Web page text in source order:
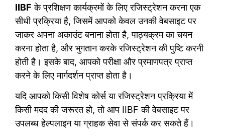
IIBF के प्रशिक्षण कार्यक्रमों के लिए रजिस्ट्रेशन करना एक
सीधी प्रक्रिया है, जिसमें आपको केवल उनकी वेबसाइट पर
जाकर अपना अकाउंट बनाना होता है, पाठ्यक्रम का चयन
करना होता है, और भुगतान करके रजिस्ट्रेशन की पुष्टि करनी
होती है। इसके बाद, आपको परीक्षा और प्रमाणपत्र प्राप्त
करने के लिए मार्गदर्शन प्राप्त होता है।
यदि आपको किसी विशेष कोर्स या रजिस्ट्रेशन प्रक्रिया में
किसी मदद की जरूरत हो, तो आप IIBF की वेबसाइट पर
उपलब्ध हेल्पलाइन या ग्राहक सेवा से संपर्क कर सकते हैं।